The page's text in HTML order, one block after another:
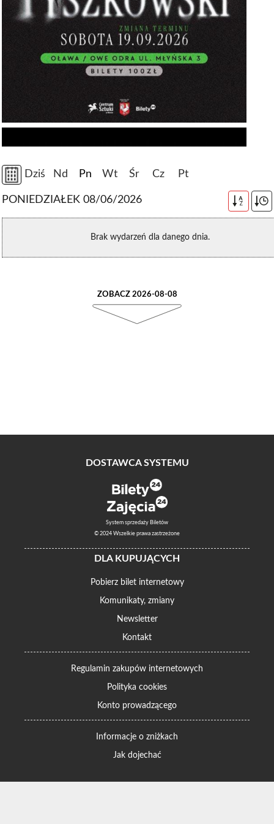
Dziś Nd Pn Wt Śr Cz Pt
PONIEDZIAŁEK 08/06/2026 A
Z
Brak wydarzeń dla danego dnia.
ZOBACZ 2026-08-08
DOSTAWCA SYSTEMU
System sprzedaży Biletów
© 2024 Wszelkie prawa zastrzeżone
DLA KUPUJĄCYCH
Pobierz bilet internetowy
Komunikaty, zmiany
Newsletter
Kontakt
Regulamin zakupów internetowych
Polityka cookies
Konto prowadzącego
Informacje o zniżkach
Jak dojechać